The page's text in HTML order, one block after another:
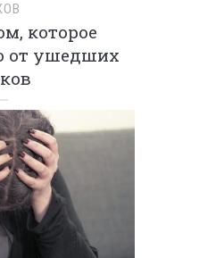
которое
от ушедших